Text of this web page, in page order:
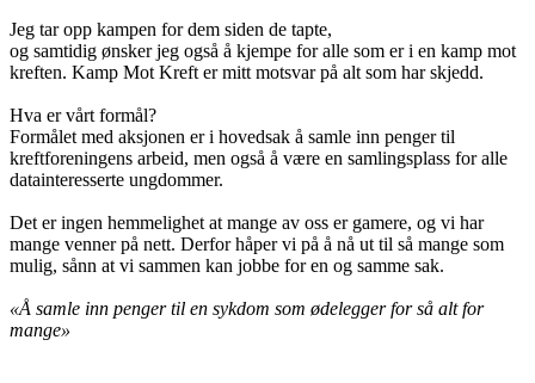
Jeg tar opp kampen for dem siden de tapte,
og samtidig ønsker jeg også å kjempe for alle som er i en kamp mot
kreften. Kamp Mot Kreft er mitt motsvar på alt som har skjedd.
Hva er vårt formål?
Formålet med aksjonen er i hovedsak å samle inn penger til
kreftforeningens arbeid, men også å være en samlingsplass for alle
datainteresserte ungdommer.
Det er ingen hemmelighet at mange av oss er gamere, og vi har
mange venner på nett. Derfor håper vi på å nå ut til så mange som
mulig, sånn at vi sammen kan jobbe for en og samme sak.
«Å samle inn penger til en sykdom som ødelegger for så alt for
mange»